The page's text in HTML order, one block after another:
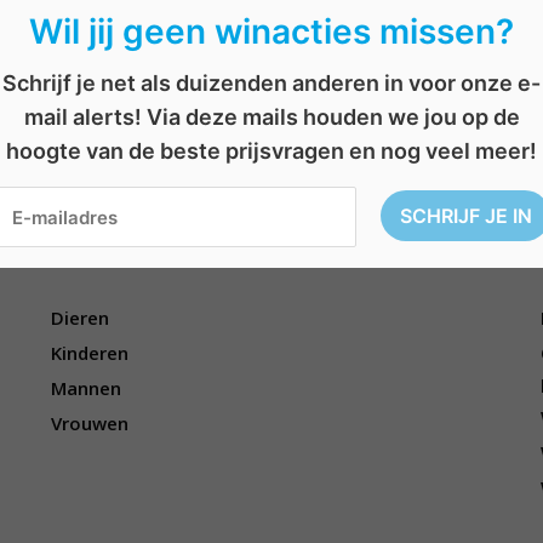
,Poetsen, schoonmaken ,simpel,stofzuiger,wedstrijd, win
e
r
i
c
n
a
AFGELOPEN: Win een all-in diner voor 2 personen bij Canapé
Voor wie?
Dieren
Kinderen
Mannen
Vrouwen
Wil jij geen winacties missen?
Schrijf je net als duizenden anderen in voor onze e-
mail alerts! Via deze mails houden we jou op de
hoogte van de beste prijsvragen en nog veel meer!